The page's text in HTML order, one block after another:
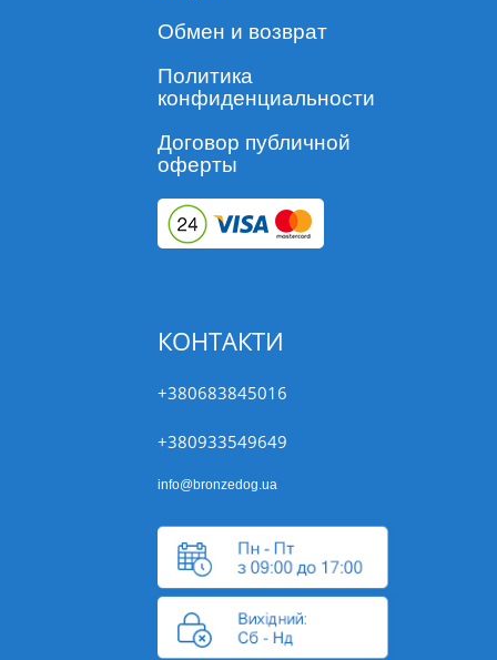
Обмен и возврат
Политика
конфиденциальности
Договор публичной
оферты
КОНТАКТИ
+380683845016
+380933549649
info@bronzedog.ua